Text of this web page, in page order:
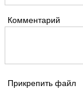
Комментарий
Прикрепить файл